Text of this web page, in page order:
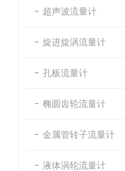
超声波流量计
旋进旋涡流量计
孔板流量计
椭圆齿轮流量计
金属管转子流量计
液体涡轮流量计